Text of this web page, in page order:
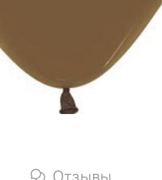
Отзывы